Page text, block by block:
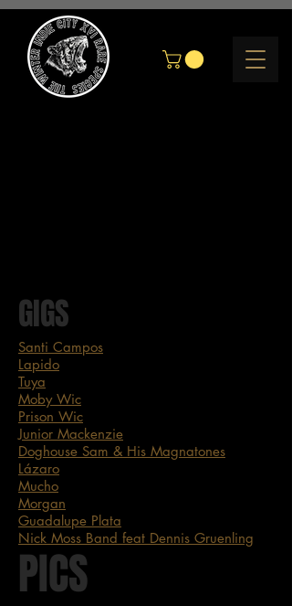
GIGS
Santi Campos
Lapido
Tuya
Moby Wic
Prison Wic
Junior Mackenzie
Doghouse Sam & His Magnatones
Lázaro
Mucho
Morgan
Guadalupe Plata
Nick Moss Band feat Dennis Gruenling
PICS